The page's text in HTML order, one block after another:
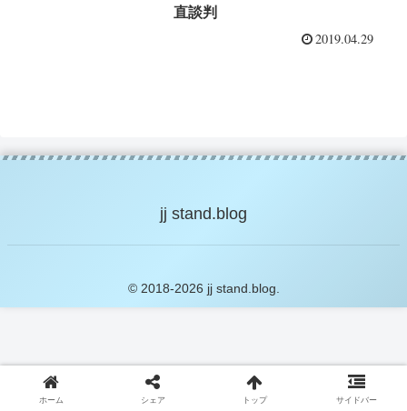
直談判
2019.04.29
jj stand.blog
© 2018-2026 jj stand.blog.
ホーム シェア トップ サイドバー